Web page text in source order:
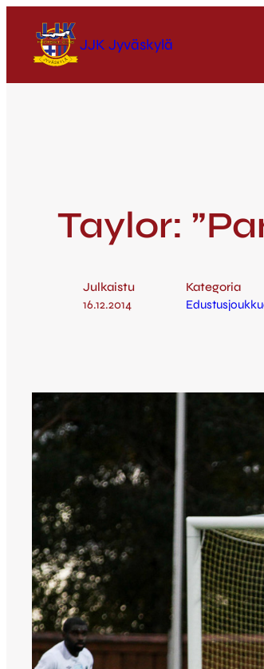
JJK Jyväskylä
Taylor:
Julkaistu
16.12.2014
Kategoria